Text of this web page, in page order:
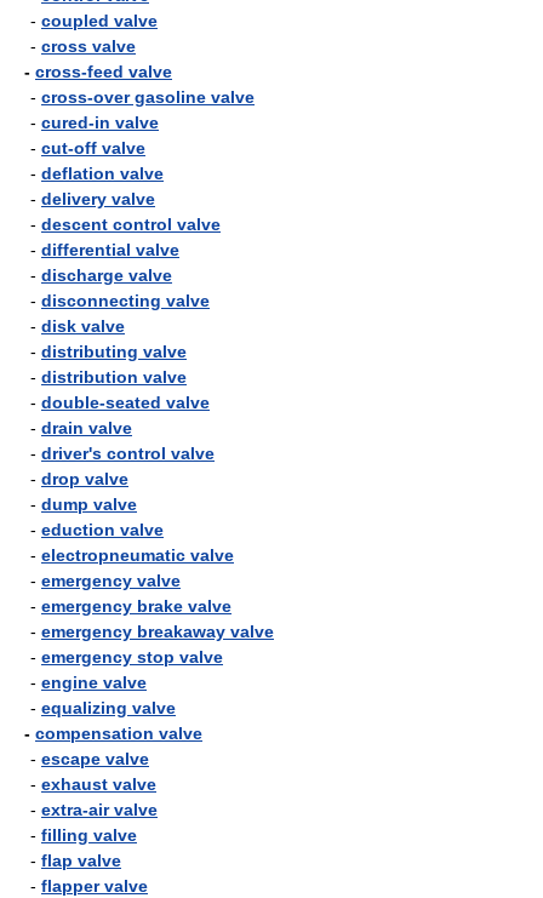
- coupled valve
- cross valve
- cross-feed valve
- cross-over gasoline valve
- cured-in valve
- cut-off valve
- deflation valve
- delivery valve
- descent control valve
- differential valve
- discharge valve
- disconnecting valve
- disk valve
- distributing valve
- distribution valve
- double-seated valve
- drain valve
- driver's control valve
- drop valve
- dump valve
- eduction valve
- electropneumatic valve
- emergency valve
- emergency brake valve
- emergency breakaway valve
- emergency stop valve
- engine valve
- equalizing valve
- compensation valve
- escape valve
- exhaust valve
- extra-air valve
- filling valve
- flap valve
- flapper valve